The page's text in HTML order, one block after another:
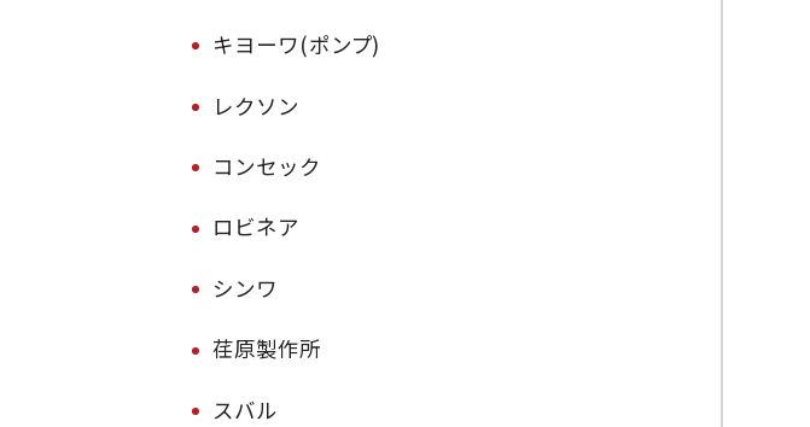
キヨーワ(ポンプ)
レクソン
コンセック
ロビネア
シンワ
荏原製作所
スバル